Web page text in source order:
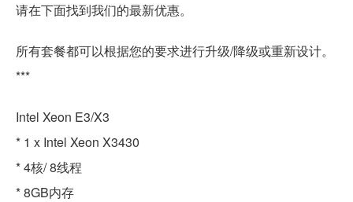
请在下面找到我们的最新优惠。
所有套餐都可以根据您的要求进行升级/降级或重新设计。
***
Intel Xeon E3/X3
* 1 x Intel Xeon X3430
* 4核/ 8线程
* 8GB内存